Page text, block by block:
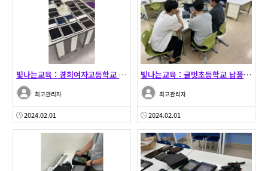
빛나는교육 : 경희여자고등학교 MeerkatMDM 셋팅
최고관리자
2024.02.01
빛나는교육 : 글벗초등학교 납품 및 셋팅 - 23.10…
최고관리자
2024.02.01